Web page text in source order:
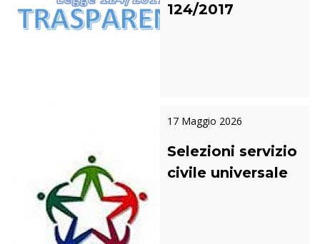
124/2017
17 Maggio 2026
Selezioni servizio
civile universale